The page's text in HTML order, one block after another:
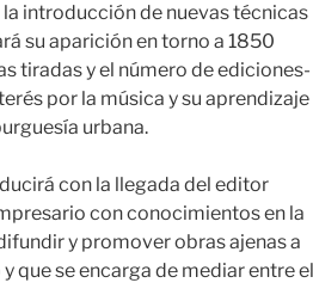
introducción de nuevas técnicas
su aparición en torno a 1850
tiradas y el número de ediciones-
por la música y su aprendizaje
urbana.
con la llegada del editor
con conocimientos en la
y promover obras ajenas a
que se encarga de mediar entre el